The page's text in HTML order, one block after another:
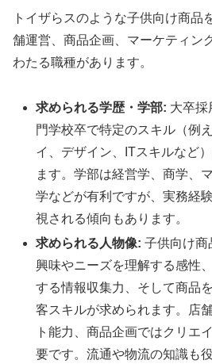
トイザらスのような子供向け商品
舗運営、商品企画、マーケティン
わたる職種があります。
求められる学歴・学部: 大卒採
門学校卒で特定のスキル（例
イ、デザイン、ITスキルなど
ます。学部は経営学、商学、
学などが有利ですが、実務経
視される傾向もあります。
求められる人物像: 子供向け商
興味やニーズを理解する感性
する情報収集力、そして商品
客スキルが求められます。店
ト能力、商品企画ではクリエ
要です。流通や物流の知識も